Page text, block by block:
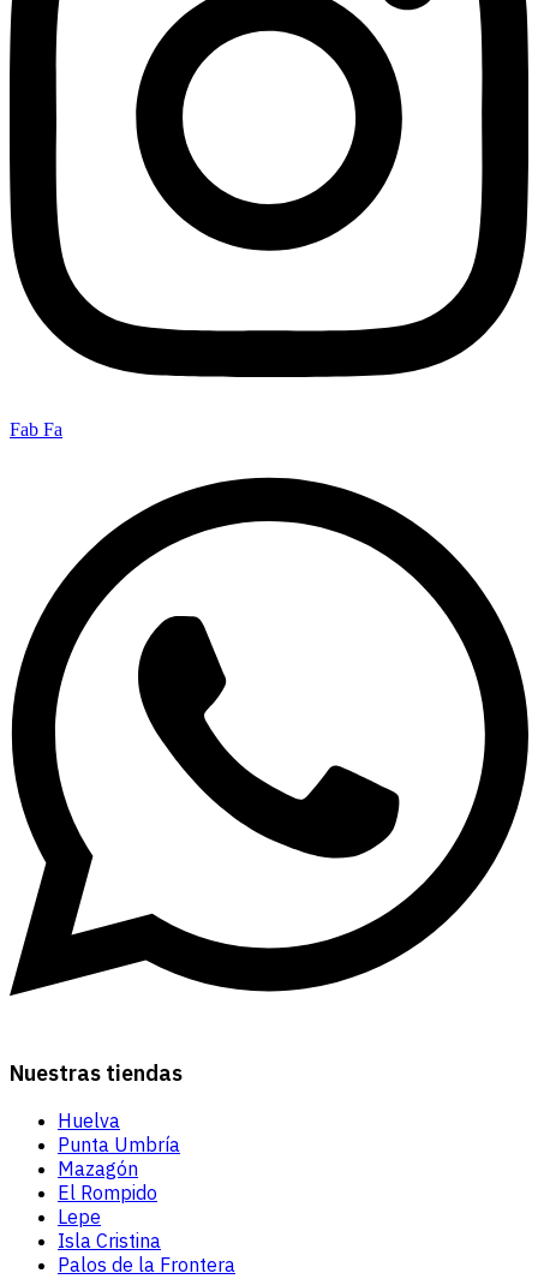
Fab Fa
Nuestras tiendas
Huelva
Punta Umbría
Mazagón
El Rompido
Lepe
Isla Cristina
Palos de la Frontera